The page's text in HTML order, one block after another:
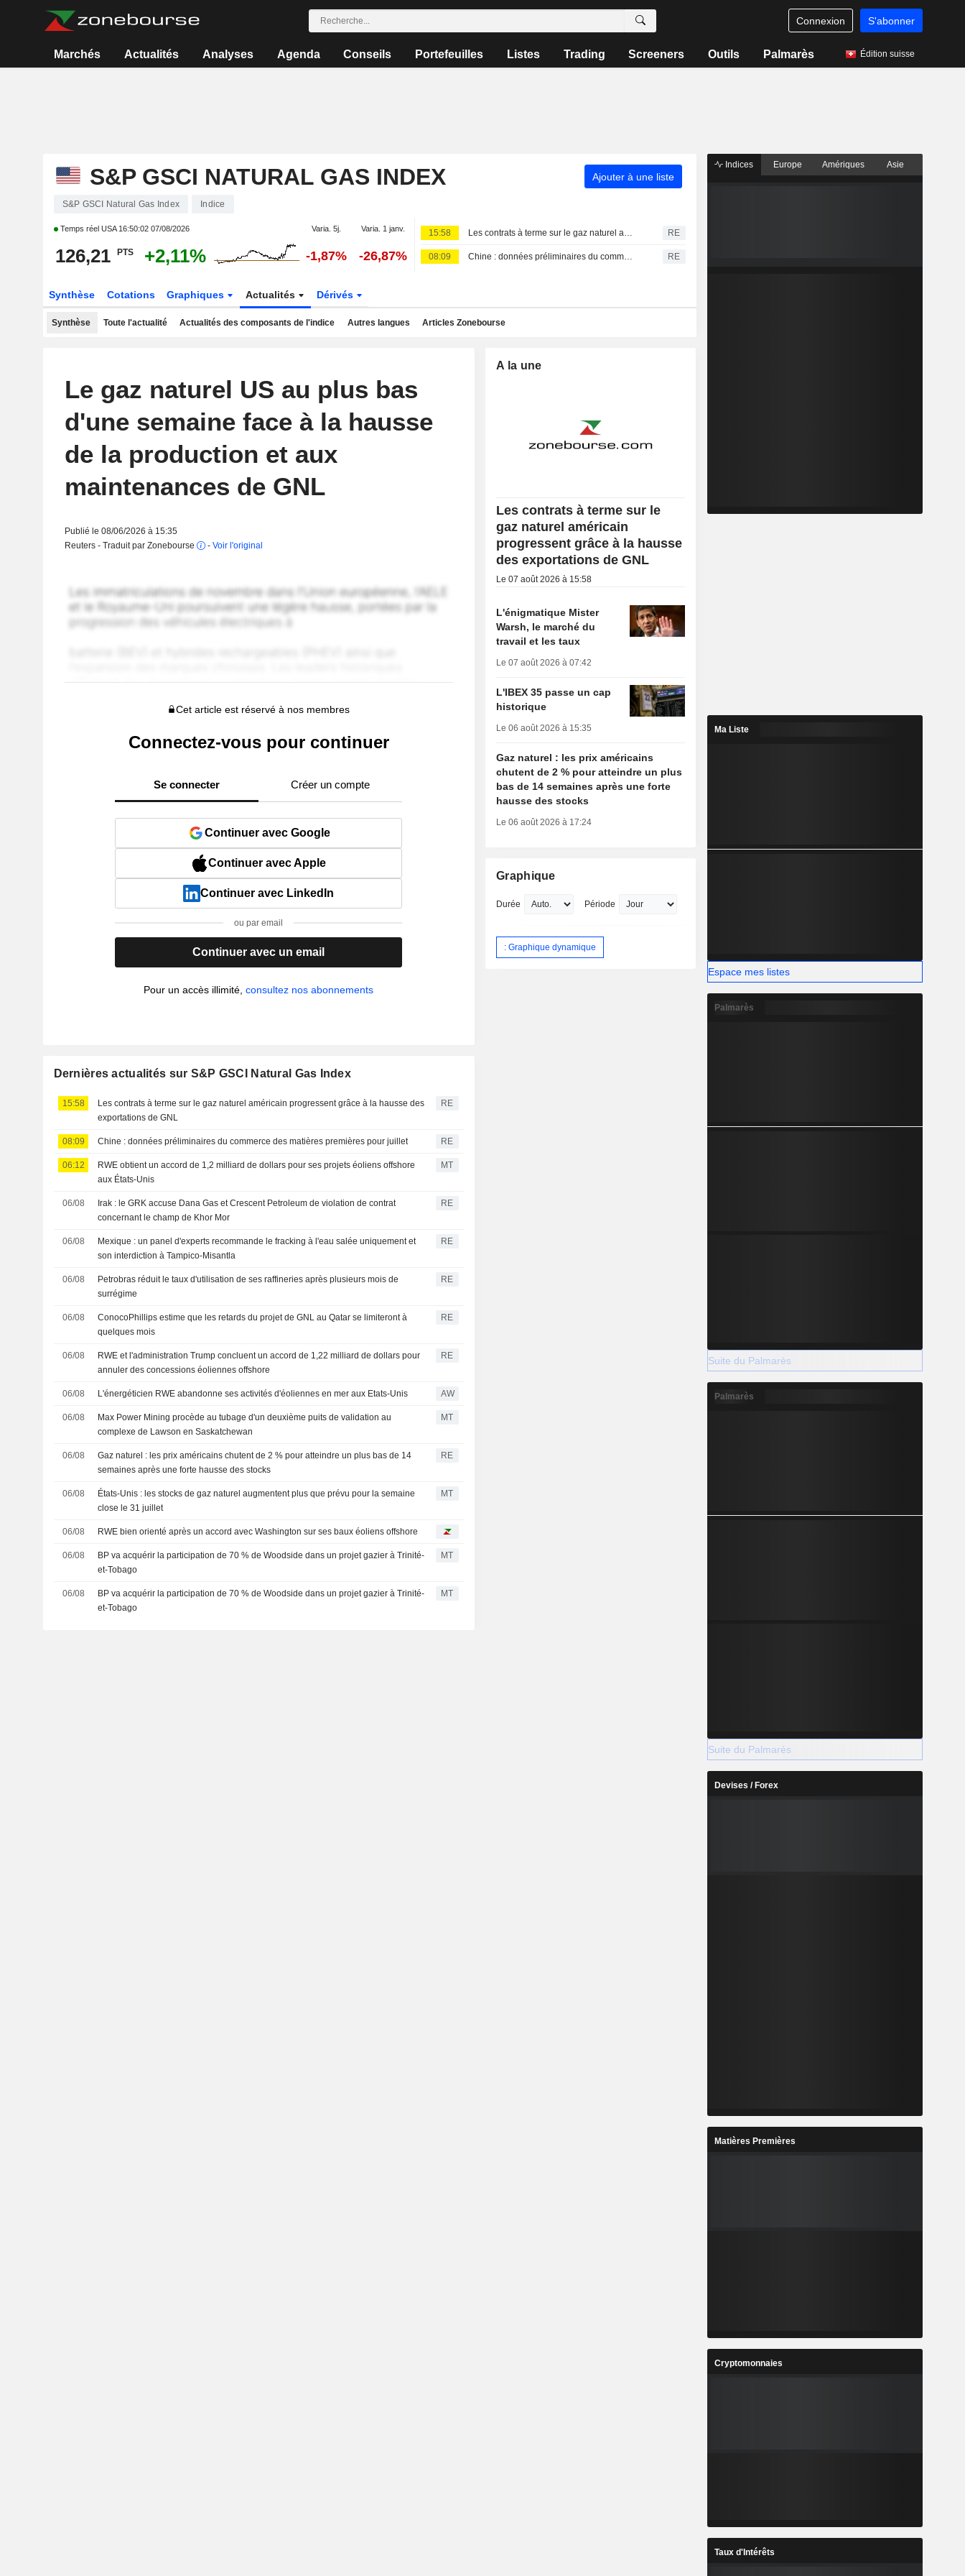
Connexion S'abonner
Marchés Actualités Analyses Agenda Conseils Portefeuilles Listes Trading Screeners Outils Palmarès Édition suisse
S&P GSCI NATURAL GAS INDEX Ajouter à une liste
S&P GSCI Natural Gas Index Indice
Temps réel USA 16:50:02 07/08/2026 Varia. 5j. Varia. 1 janv.
126,21 PTS +2,11% -1,87% -26,87%
15:58 Les contrats à terme sur le gaz naturel américain progressent grâce à la hausse des exportations de GNL RE
08:09 Chine : données préliminaires du commerce des matières premières pour juillet RE
Synthèse Cotations Graphiques Actualités Dérivés
Synthèse Toute l'actualité Actualités des composants de l'indice Autres langues Articles Zonebourse
Le gaz naturel US au plus bas
d'une semaine face à la hausse
de la production et aux
maintenances de GNL
Publié le 08/06/2026 à 15:35
Reuters - Traduit par Zonebourse
- Voir l'original
Cet article est réservé à nos membres
Connectez-vous pour continuer
Se connecter Créer un compte
Continuer avec Google
Continuer avec Apple
Continuer avec LinkedIn
ou par email
Continuer avec un email
Pour un accès illimité,consultez nos abonnements
Dernières actualités sur S&P GSCI Natural Gas Index
15:58
Les contrats à terme sur le gaz naturel américain progressent grâce à la hausse des
exportations de GNL
RE
08:09 Chine : données préliminaires du commerce des matières premières pour juillet RE
06:12
RWE obtient un accord de 1,2 milliard de dollars pour ses projets éoliens offshore
aux États-Unis
MT
06/08
Irak : le GRK accuse Dana Gas et Crescent Petroleum de violation de contrat
concernant le champ de Khor Mor
RE
06/08
Mexique : un panel d'experts recommande le fracking à l'eau salée uniquement et
son interdiction à Tampico-Misantla
RE
06/08
Petrobras réduit le taux d'utilisation de ses raffineries après plusieurs mois de
surrégime
RE
06/08
ConocoPhillips estime que les retards du projet de GNL au Qatar se limiteront à
quelques mois
RE
06/08
RWE et l'administration Trump concluent un accord de 1,22 milliard de dollars pour
annuler des concessions éoliennes offshore
RE
06/08 L'énergéticien RWE abandonne ses activités d'éoliennes en mer aux Etats-Unis AW
06/08
Max Power Mining procède au tubage d'un deuxième puits de validation au
complexe de Lawson en Saskatchewan
MT
06/08
Gaz naturel : les prix américains chutent de 2 % pour atteindre un plus bas de 14
semaines après une forte hausse des stocks
RE
06/08
États-Unis : les stocks de gaz naturel augmentent plus que prévu pour la semaine
close le 31 juillet
MT
06/08 RWE bien orienté après un accord avec Washington sur ses baux éoliens offshore
06/08
BP va acquérir la participation de 70 % de Woodside dans un projet gazier à Trinité-
et-Tobago
MT
06/08
BP va acquérir la participation de 70 % de Woodside dans un projet gazier à Trinité-
et-Tobago
MT
A la une
Les contrats à terme sur le
gaz naturel américain
progressent grâce à la hausse
des exportations de GNL
Le 07 août 2026 à 15:58
L'énigmatique Mister
Warsh, le marché du
travail et les taux
Le 07 août 2026 à 07:42
L'IBEX 35 passe un cap
historique
Le 06 août 2026 à 15:35
Gaz naturel : les prix américains
chutent de 2 % pour atteindre un plus
bas de 14 semaines après une forte
hausse des stocks
Le 06 août 2026 à 17:24
Graphique
Durée Période
: Graphique dynamique
Indices Europe Amériques Asie
Ma Liste
Espace mes listes
Palmarès
Suite du Palmarès
Palmarès
Suite du Palmarès
Devises / Forex
Matières Premières
Cryptomonnaies
Taux d'Intérêts